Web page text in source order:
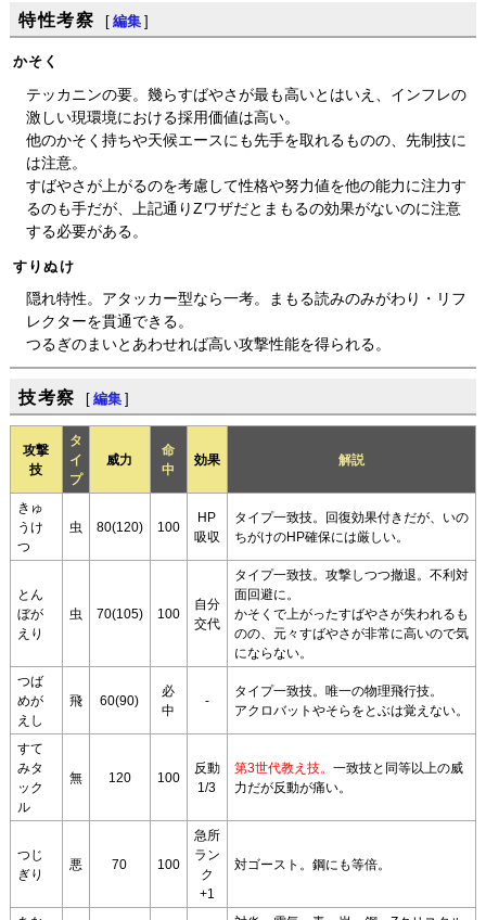
特性考察 [ 編集 ]
かそく
テッカニンの要。幾らすばやさが最も高いとはいえ、インフレの
激しい現環境における採用価値は高い。
他のかそく持ちや天候エースにも先手を取れるものの、先制技に
は注意。
すばやさが上がるのを考慮して性格や努力値を他の能力に注力す
るのも手だが、上記通りZワザだとまもるの効果がないのに注意
する必要がある。
すりぬけ
隠れ特性。アタッカー型なら一考。まもる読みのみがわり・リフ
レクターを貫通できる。
つるぎのまいとあわせれば高い攻撃性能を得られる。
技考察 [ 編集 ]
攻撃
技
タ
イ
プ
威力
命
中
効果 解説
きゅ
うけ
つ
虫 80(120) 100
HP
吸収
タイプ一致技。回復効果付きだが、いの
ちがけのHP確保には厳しい。
とん
ぼが
えり
虫 70(105) 100
自分
交代
タイプ一致技。攻撃しつつ撤退。不利対
面回避に。
かそくで上がったすばやさが失われるも
のの、元々すばやさが非常に高いので気
にならない。
つば
めが
えし
飛 60(90)
必
中
-
タイプ一致技。唯一の物理飛行技。
アクロバットやそらをとぶは覚えない。
すて
みタ
ック
ル
無 120 100
反動
1/3
第3世代教え技。 一致技と同等以上の威
力だが反動が痛い。
つじ
ぎり
悪 70 100
急所
ラン
ク
+1
対ゴースト。鋼にも等倍。